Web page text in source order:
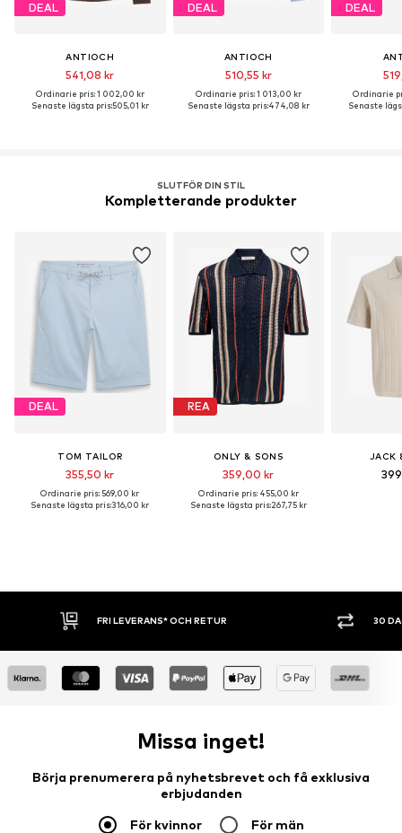
DEAL
ANTIOCH
541,08 kr
Ordinarie pris: 1 002,00 kr
Senaste lägsta pris:505,01 kr
DEAL
ANTIOCH
510,55 kr
Ordinarie pris: 1 013,00 kr
Senaste lägsta pris:474,08 kr
DEAL
Ordinarie
Senaste
SLUTFÖR DIN STIL
Kompletterande produkter
DEAL
TOM TAILOR
355,50 kr
Ordinarie pris: 569,00 kr
Senaste lägsta pris:316,00 kr
REA
ONLY & SONS
359,00 kr
Ordinarie pris: 455,00 kr
Senaste lägsta pris:267,75 kr
JACK
30 DAGARS ÖPPET KÖP SHOPPA NU.
Missa inget!
Börja prenumerera på nyhetsbrevet och få exklusiva
erbjudanden
För kvinnor För män